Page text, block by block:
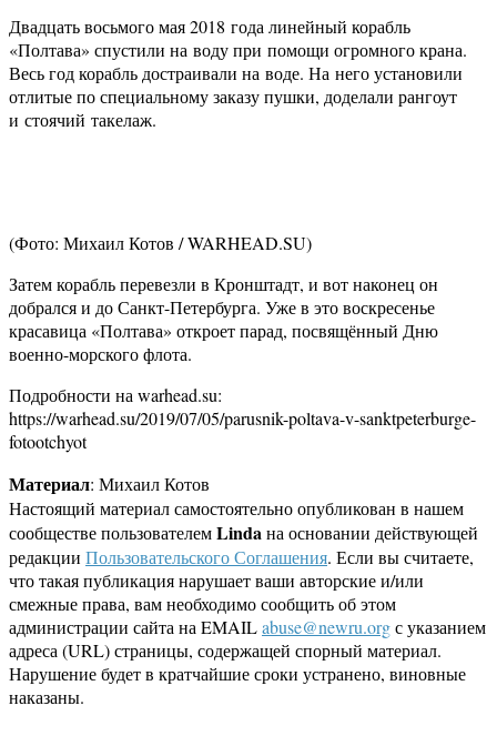
Двадцать восьмого мая 2018 года линейный корабль
«Полтава» спустили на воду при помощи огромного крана.
Весь год корабль достраивали на воде. На него установили
отлитые по специальному заказу пушки, доделали рангоут
и стоячий такелаж.
(Фото: Михаил Котов / WARHEAD.SU)
Затем корабль перевезли в Кронштадт, и вот наконец он
добрался и до Санкт-Петербурга. Уже в это воскресенье
красавица «Полтава» откроет парад, посвящённый Дню
военно-морского флота.
Подробности на warhead.su:
https://warhead.su/2019/07/05/parusnik-poltava-v-sanktpeterburge-
fotootchyot
Материал: Михаил Котов
Настоящий материал самостоятельно опубликован в нашем
сообществе пользователемLindaна основании действующей
редакции Пользовательского Соглашения. Если вы считаете,
что такая публикация нарушает ваши авторские и/или
смежные права, вам необходимо сообщить об этом
администрации сайта на EMAILabuse@newru.orgс указанием
адреса (URL) страницы, содержащей спорный материал.
Нарушение будет в кратчайшие сроки устранено, виновные
наказаны.